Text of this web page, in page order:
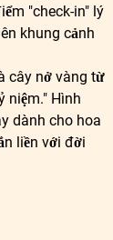
"check-in" lý
khung cảnh
cây nở vàng từ
niệm." Hình
dành cho hoa
liền với đời